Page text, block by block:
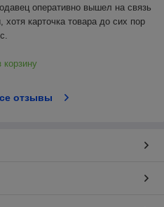
оперативно вышел на связь
карточка товара до сих пор
отзывы